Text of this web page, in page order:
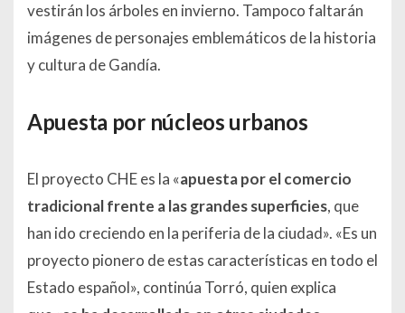
vestirán los árboles en invierno. Tampoco faltarán
imágenes de personajes emblemáticos de la historia
y cultura de Gandía.
Apuesta por núcleos urbanos
El proyecto CHE es la «apuesta por el comercio
tradicional frente a las grandes superficies, que
han ido creciendo en la periferia de la ciudad». «Es un
proyecto pionero de estas características en todo el
Estado español», continúa Torró, quien explica